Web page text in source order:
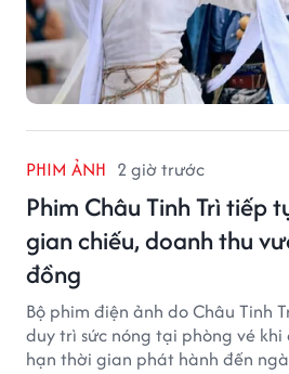
PHIM ẢNH 2 giờ trước
Phim Châu Tinh Trì tiếp
gian chiếu, doanh thu
đồng
Bộ phim điện ảnh do Châu Tinh
duy trì sức nóng tại phòng vé
hạn thời gian phát hành đến